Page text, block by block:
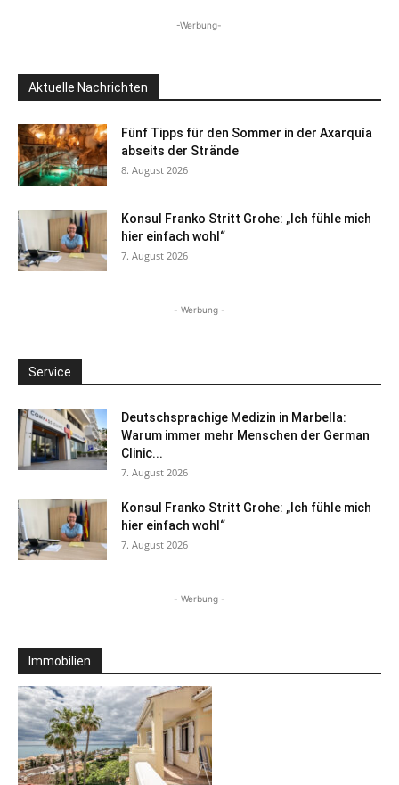
-Werbung-
Aktuelle Nachrichten
Fünf Tipps für den Sommer in der Axarquía
abseits der Strände
8. August 2026
Konsul Franko Stritt Grohe: „Ich fühle mich
hier einfach wohl“
7. August 2026
- Werbung -
Service
Deutschsprachige Medizin in Marbella:
Warum immer mehr Menschen der German
Clinic...
7. August 2026
Konsul Franko Stritt Grohe: „Ich fühle mich
hier einfach wohl“
7. August 2026
- Werbung -
Immobilien